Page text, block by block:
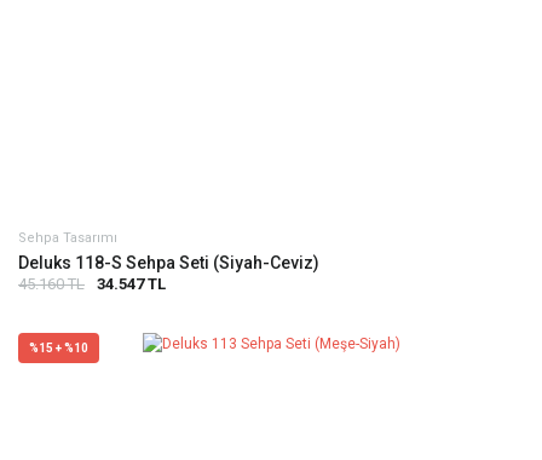
Sehpa Tasarımı
Deluks 118-S Sehpa Seti (Siyah-Ceviz)
45.160 TL 34.547 TL
%15 + %10